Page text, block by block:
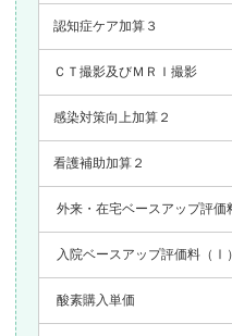
認知症ケア加算３
ＣＴ撮影及びＭＲＩ撮影
感染対策向上加算２
看護補助加算２
外来・在宅ベースアップ
入院ベースアップ評価
酸素購入単価